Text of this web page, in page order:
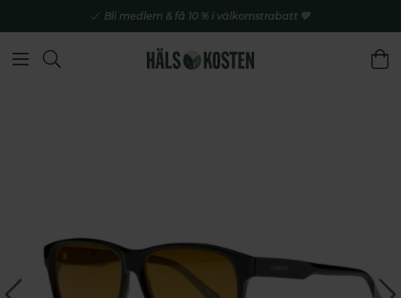
Bli medlem & få 10 % i välkomstrabatt 💚